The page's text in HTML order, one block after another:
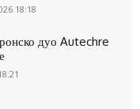
18:18
дуо Autechre